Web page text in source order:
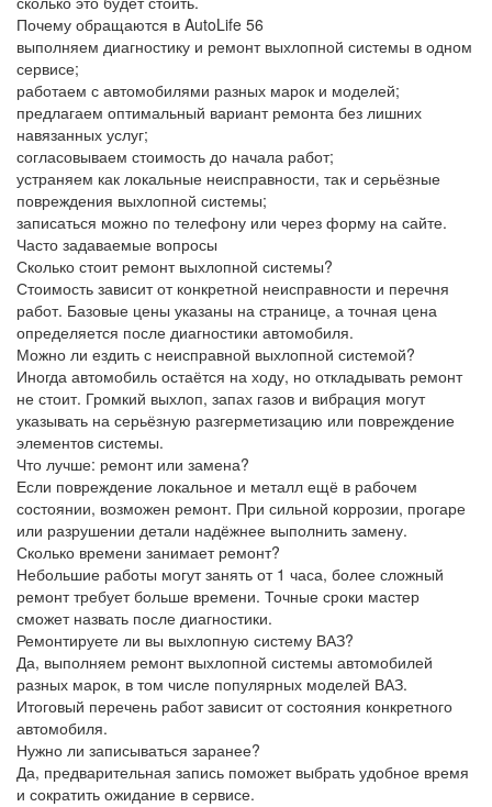
Почему обращаются в AutoLife 56
выполняем диагностику и ремонт выхлопной системы в одном
сервисе;
работаем с автомобилями разных марок и моделей;
предлагаем оптимальный вариант ремонта без лишних
навязанных услуг;
согласовываем стоимость до начала работ;
устраняем как локальные неисправности, так и серьёзные
повреждения выхлопной системы;
записаться можно по телефону или через форму на сайте.
Часто задаваемые вопросы
Сколько стоит ремонт выхлопной системы?
Стоимость зависит от конкретной неисправности и перечня
работ. Базовые цены указаны на странице, а точная цена
определяется после диагностики автомобиля.
Можно ли ездить с неисправной выхлопной системой?
Иногда автомобиль остаётся на ходу, но откладывать ремонт
не стоит. Громкий выхлоп, запах газов и вибрация могут
указывать на серьёзную разгерметизацию или повреждение
элементов системы.
Что лучше: ремонт или замена?
Если повреждение локальное и металл ещё в рабочем
состоянии, возможен ремонт. При сильной коррозии, прогаре
или разрушении детали надёжнее выполнить замену.
Сколько времени занимает ремонт?
Небольшие работы могут занять от 1 часа, более сложный
ремонт требует больше времени. Точные сроки мастер
сможет назвать после диагностики.
Ремонтируете ли вы выхлопную систему ВАЗ?
Да, выполняем ремонт выхлопной системы автомобилей
разных марок, в том числе популярных моделей ВАЗ.
Итоговый перечень работ зависит от состояния конкретного
автомобиля.
Нужно ли записываться заранее?
Да, предварительная запись поможет выбрать удобное время
и сократить ожидание в сервисе.